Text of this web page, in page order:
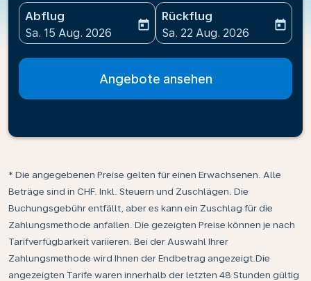
Abflug
fc-booking-departure-date-aria-label
Sa. 15 Aug. 2026
today
Rückflug
fc-booking-return-date-
Sa. 22 Aug. 2026
today
Angebote ansehen
* Die angegebenen Preise gelten für einen Erwachsenen. Alle
Beträge sind in CHF. Inkl. Steuern und Zuschlägen. Die
Buchungsgebühr entfällt, aber es kann ein Zuschlag für die
Zahlungsmethode anfallen. Die gezeigten Preise können je nach
Tarifverfügbarkeit variieren. Bei der Auswahl Ihrer
Zahlungsmethode wird Ihnen der Endbetrag angezeigt.Die
angezeigten Tarife waren innerhalb der letzten 48 Stunden gültig